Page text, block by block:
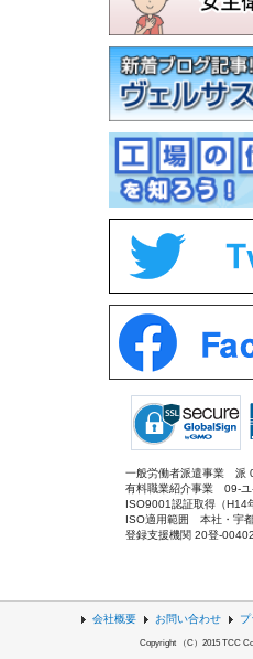
一般労働者派遣事業 派
有料職業紹介事業 09-
ISO9001認証取得（H14
ISO適用範囲 本社・宇
登録支援機関 20登-
会社概要 お問い合わせ
Copyright （C）2015 TCC